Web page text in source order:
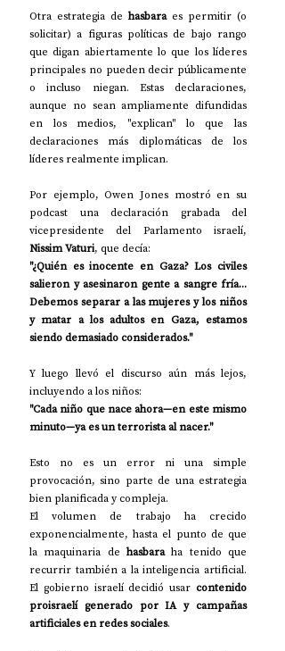
Otra estrategia de hasbara es permitir (o
solicitar) a figuras políticas de bajo rango
que digan abiertamente lo que los líderes
principales no pueden decir públicamente
o incluso niegan. Estas declaraciones,
aunque no sean ampliamente difundidas
en los medios, "explican" lo que las
declaraciones más diplomáticas de los
líderes realmente implican.
Por ejemplo, Owen Jones mostró en su
podcast una declaración grabada del
Nissim Vaturi, que decía:
"¿Quién es inocente en Gaza? Los civiles
salieron y asesinaron gente a sangre fría...
Debemos separar a las mujeres y los niños
y matar a los adultos en Gaza, estamos
siendo demasiado considerados."
Y luego llevó el discurso aún más lejos,
incluyendo a los niños:
"Cada niño que nace ahora—en este mismo
minuto—ya es un terrorista al nacer."
Esto no es un error ni una simple
provocación, sino parte de una estrategia
bien planificada y compleja.
El volumen de trabajo ha crecido
exponencialmente, hasta el punto de que
la maquinaria de hasbara ha tenido que
recurrir también a la inteligencia artificial.
El gobierno israelí decidió usar contenido
proisraelí generado por IA y campañas
artificiales en redes sociales.